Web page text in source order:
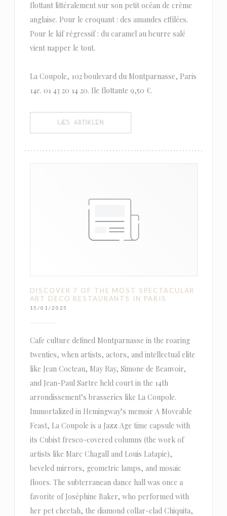
flottant littéralement sur son petit océan de crème
anglaise. Pour le croquant : des amandes effilées.
Pour le kif régressif : du caramel au beurre salé
vient napper le tout.
La Coupole, 102 boulevard du Montparnasse, Paris
14e. 01 43 20 14 20. Ile flottante 9,50 €.
LÆS ARTIKLEN
DISCOVER 7 OF THE MOST SPECTACULAR
ART DECO RESTAURANTS IN PARIS
15/01/2025
Cafe culture defined Montparnasse in the roaring
twenties, when artists, actors, and intellectual elite
like Jean Cocteau, May Ray, Simone de Beauvoir,
and Jean-Paul Sartre held court in the 14th
arrondissement’s brasseries like La Coupole.
Immortalized in Hemingway’s memoir A Moveable
Feast, La Coupole is a Jazz Age time capsule with
its Cubist fresco-covered columns (the work of
artists like Marc Chagall and Louis Latapie),
beveled mirrors, geometric lamps, and mosaic
floors. The subterranean dance hall was once a
favorite of Joséphine Baker, who performed with
her pet cheetah, the diamond collar-clad Chiquita,